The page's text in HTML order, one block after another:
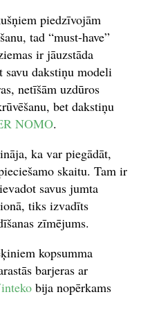
piedzīvojām
tad “must-have”
ir jāuzstāda
savu dakstiņu modeli
netīšām uzdūros
bet dakstiņu
NOMO.
ka var piegādāt,
skaitu. Tam ir
savus jumta
tiks izvadīts
zīmējums.
kopsumma
barjeras ar
bija nopērkams